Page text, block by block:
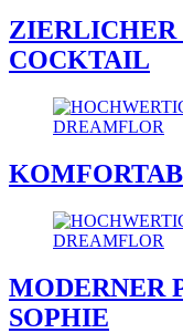
ZIERLICHER
COCKTAIL
MODERNER
SOPHIE